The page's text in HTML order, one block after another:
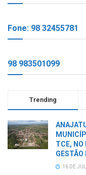
Fone: 98 32455781
98 983501099
Trending
TCE, NO
GESTÃO
16 DE